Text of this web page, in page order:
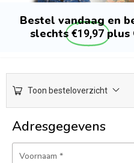
Bestel vandaag en
slechts €19,97 plus
Toon besteloverzicht
Adresgegevens
Voornaam *